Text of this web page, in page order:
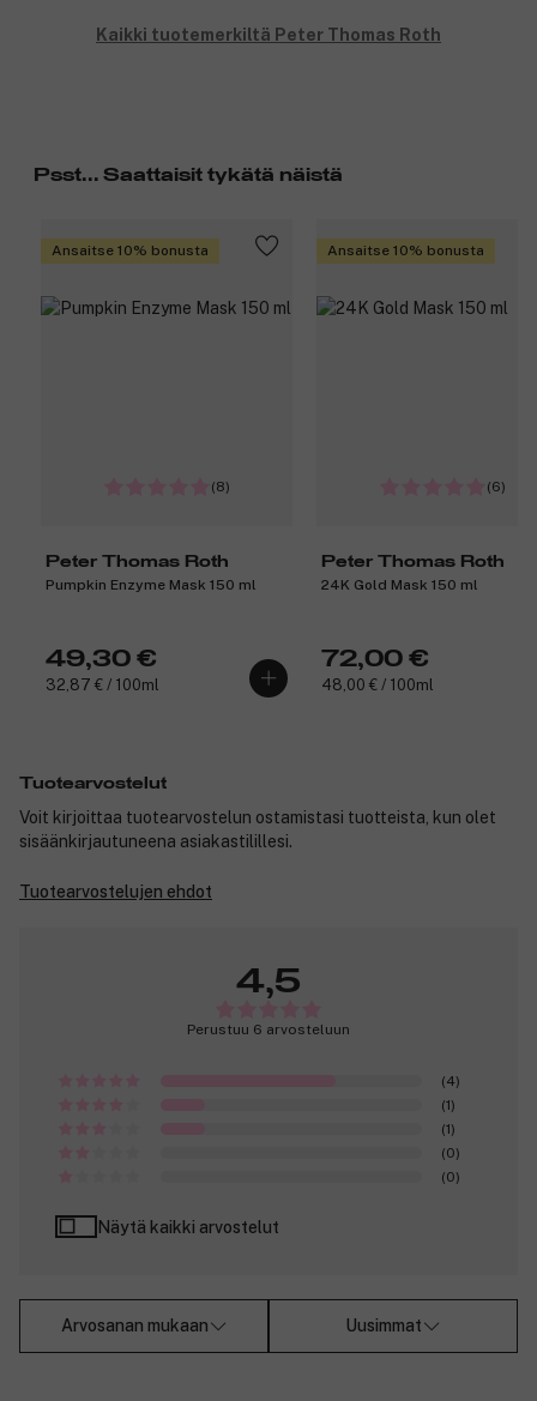
Kaikki tuotemerkiltä Peter Thomas Roth
Psst... Saattaisit tykätä näistä
Ansaitse 10% bonusta
(8)
Peter Thomas Roth
Pumpkin Enzyme Mask 150 ml
49,30 €
32,87 € / 100ml
Ansaitse 10% bonusta
(6)
Peter Thomas Roth
24K Gold Mask 150 ml
72,00 €
48,00 € / 100ml
Tuotearvostelut
Voit kirjoittaa tuotearvostelun ostamistasi tuotteista, kun olet
sisäänkirjautuneena asiakastilillesi.
Tuotearvostelujen ehdot
4,5
Perustuu 6 arvosteluun
(4)
(1)
(1)
(0)
(0)
Näytä kaikki arvostelut
Arvosanan mukaan Uusimmat